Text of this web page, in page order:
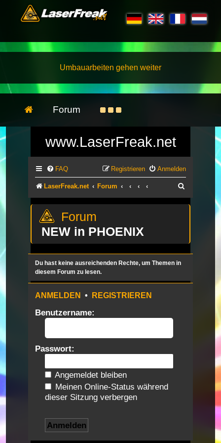
Umbauarbeiten gehen weiter
Forum
www.LaserFreak.net
FAQ Anmelden
Registrieren
LaserFreak.net Forum
NEW in PHOENIX
Du hast keine ausreichenden Rechte, um Themen in
diesem Forum zu lesen.
ANMELDEN • REGISTRIEREN
Benutzername:
Passwort:
Angemeldet bleiben
Meinen Online-Status während
dieser Sitzung verbergen